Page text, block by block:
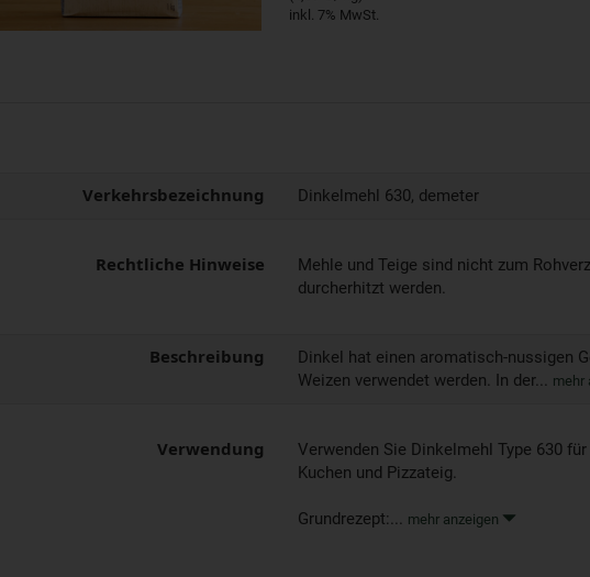
inkl. 7% MwSt.
Verkehrsbezeichnung Dinkelmehl 630, demeter
Rechtliche Hinweise
Mehle und Teige sind nicht zum
durcherhitzt werden.
Beschreibung
Dinkel hat einen aromatisch-nussigen
Weizen verwendet werden. In der... mehr
Verwendung
Verwenden Sie Dinkelmehl Type 630
Kuchen und Pizzateig.
Grundrezept:... mehr anzeigen